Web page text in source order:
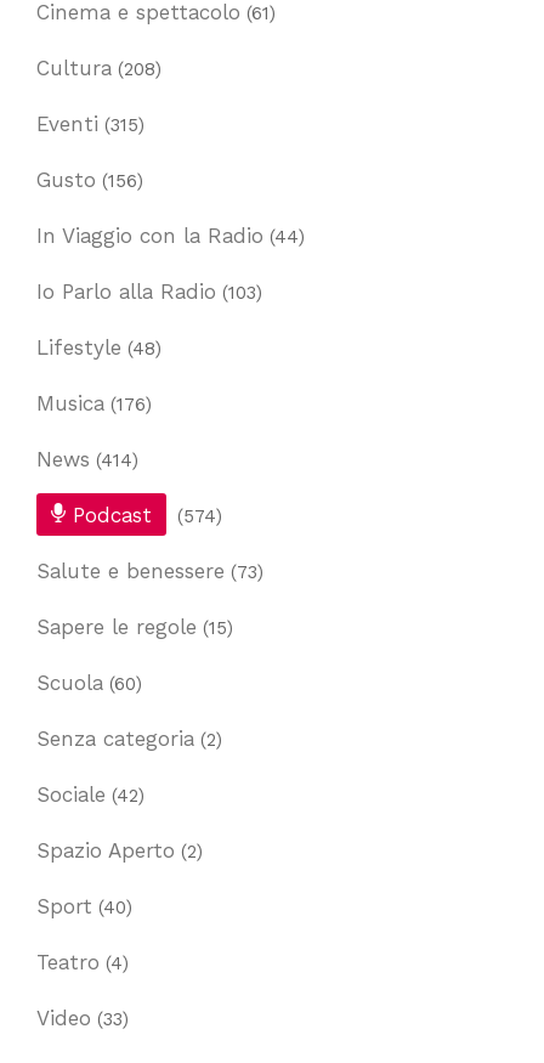
Cinema e spettacolo (61)
Cultura (208)
Eventi (315)
Gusto (156)
In Viaggio con la Radio (44)
Io Parlo alla Radio (103)
Lifestyle (48)
Musica (176)
News (414)
Podcast (574)
Salute e benessere (73)
Sapere le regole (15)
Scuola (60)
Senza categoria (2)
Sociale (42)
Spazio Aperto (2)
Sport (40)
Teatro (4)
Video (33)